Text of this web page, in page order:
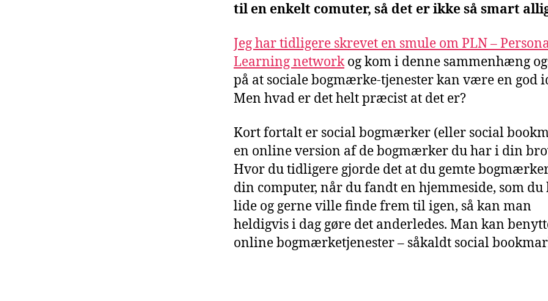
til en enkelt comuter, så det er ikke så smart
Jeg har tidligere skrevet en smule om PLN –
Learning networkog kom i denne sammenhæng
på at sociale bogmærke-tjenester kan være en god
Men hvad er det helt præcist at det er?
Kort fortalt er social bogmærker (eller social
en online version af de bogmærker du har i din
Hvor du tidligere gjorde det at du gemte
din computer, når du fandt en hjemmeside, som du
lide og gerne ville finde frem til igen, så kan man
heldigvis i dag gøre det anderledes. Man kan
online bogmærketjenester – såkaldt social